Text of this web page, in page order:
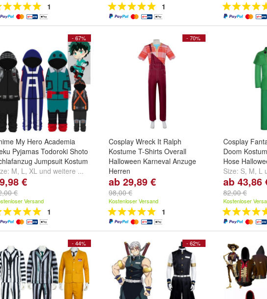
1 1
- 67%
My Hero Academia
Pyjamas Todoroki Shoto
Jumpsuit Kostum
M, L, XL und weitere ...
€
€
Versand
1
- 70%
Cosplay Wreck It Ralph
Kostume T-Shirts Overall
Halloween Karneval Anzuge
Herren
Size:S, XS,Mund
ab 29,89 €
98,00 €
Kostenloser Versand
1
Cosplay
Doom
Hose
Size: S, M, L
ab 43,86
82,00 €
Kostenloser
- 44% - 62%